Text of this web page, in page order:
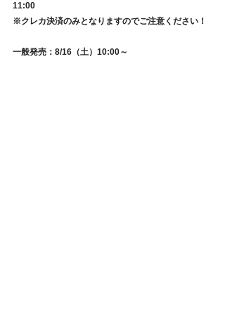
11:00
※クレカ決済のみとなりますのでご注意ください！
一般発売：8/16（土）10:00～